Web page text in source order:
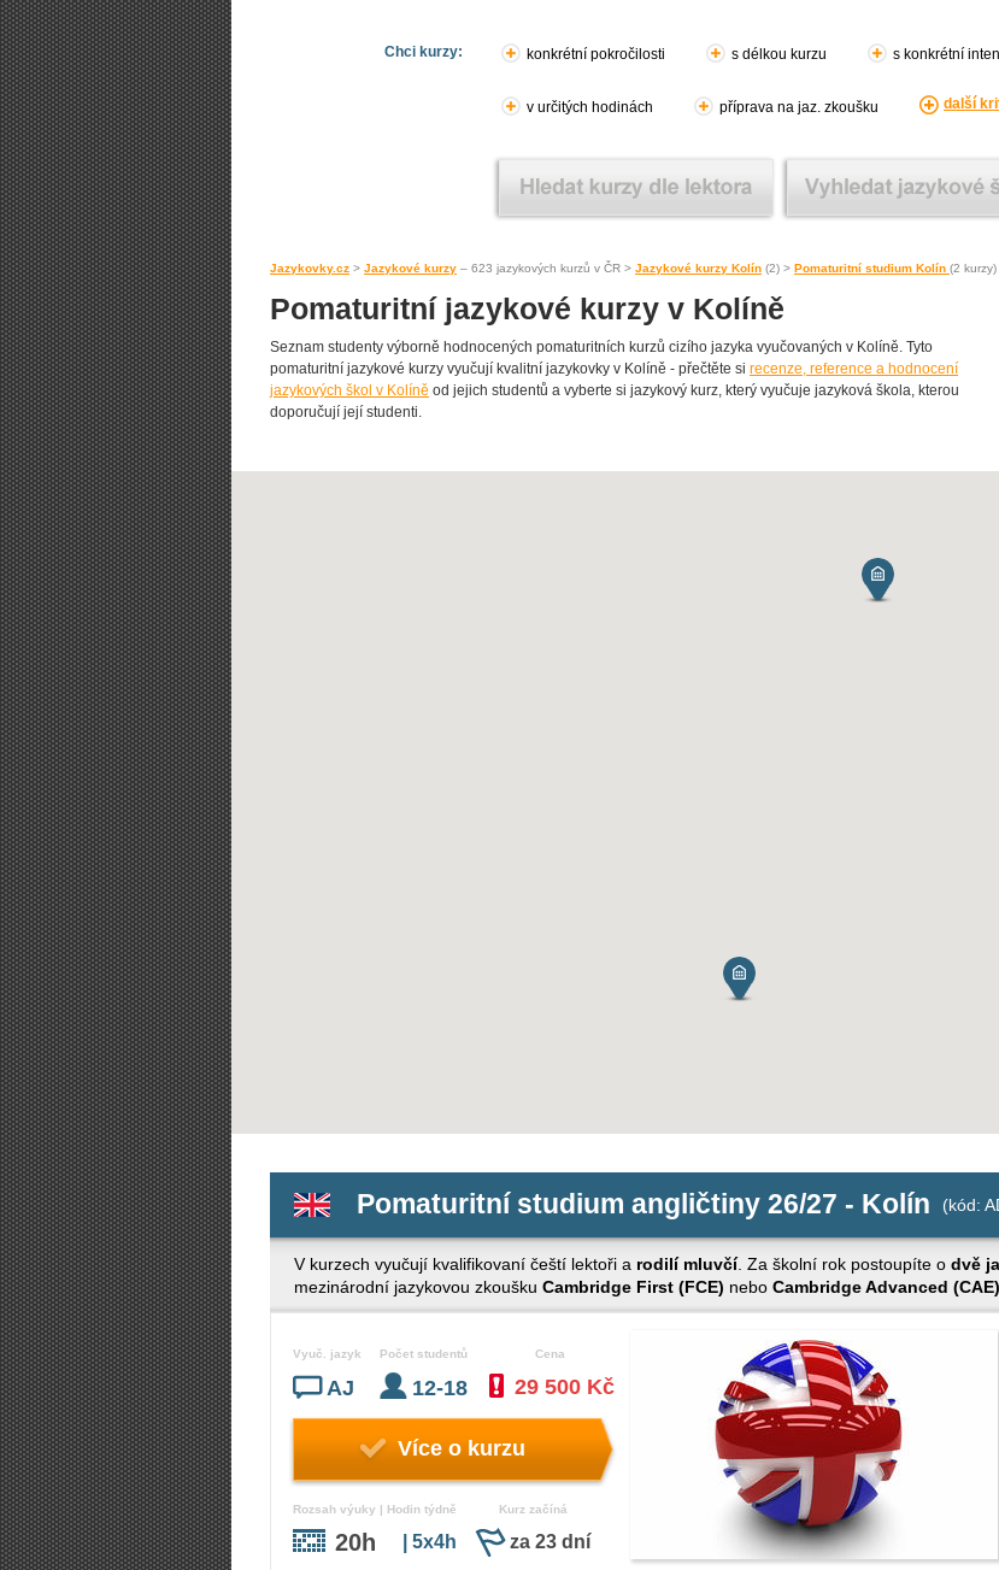
Chci kurzy: konkrétní pokročilosti s délkou kurzu s konkrétní
v určitých hodinách příprava na jaz. zkoušku další
Jazykovky.cz > Jazykové kurzy – 623 jazykových kurzů v ČR > Jazykové kurzy Kolín (2) > Pomaturitní studium Kolín (2 kurzy)
Pomaturitní jazykové kurzy v Kolíně
Seznam studenty výborně hodnocených pomaturitních kurzů cizího jazyka vyučovaných v Kolíně. Tyto
pomaturitní jazykové kurzy vyučují kvalitní jazykovky v Kolíně - přečtěte si recenze, reference a hodnocení
jazykových škol v Kolíně od jejich studentů a vyberte si jazykový kurz, který vyučuje jazyková škola, kterou
doporučují její studenti.
Pomaturitní studium angličtiny 26/27 - Kolín (kód:
V kurzech vyučují kvalifikovaní čeští lektoři a rodilí mluvčí. Za školní rok postoupíte o dvě
mezinárodní jazykovou zkoušku Cambridge First (FCE) nebo Cambridge Advanced (CAE)
Vyuč. jazyk
AJ
Počet studentů
12-18
Cena
29 500 Kč
Více o kurzu
Rozsah výuky | Hodin týdně
20h | 5x4h
Kurz začíná
za 23 dní